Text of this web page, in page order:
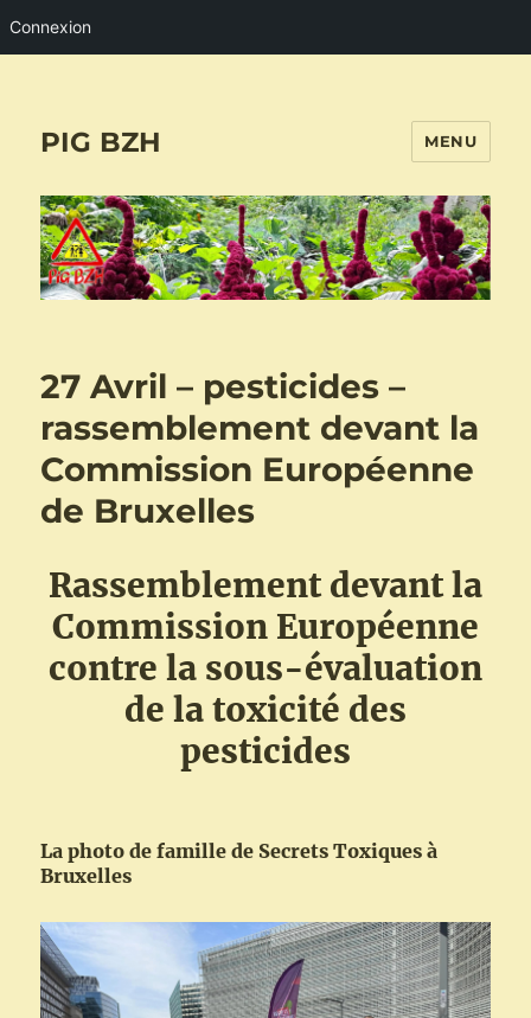
Connexion
PIG BZH MENU
27 Avril – pesticides –
rassemblement devant la
Commission Européenne
de Bruxelles
Rassemblement devant la
Commission Européenne
contre la sous-évaluation
de la toxicité des
pesticides
La photo de famille de Secrets Toxiques à
Bruxelles